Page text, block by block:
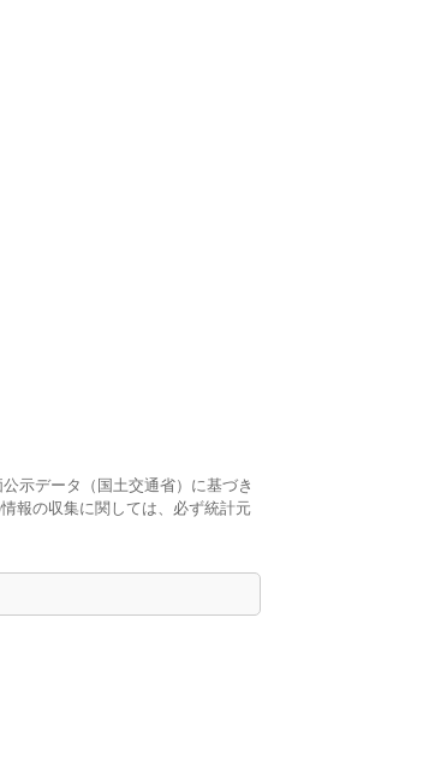
示データ（国土交通省）に基づき
報の収集に関しては、必ず統計元